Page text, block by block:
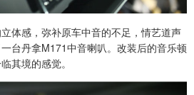
体感，弥补原车中音的不足，情艺道声
台丹拿M171中音喇叭。改装后的音乐顿
其境的感觉。